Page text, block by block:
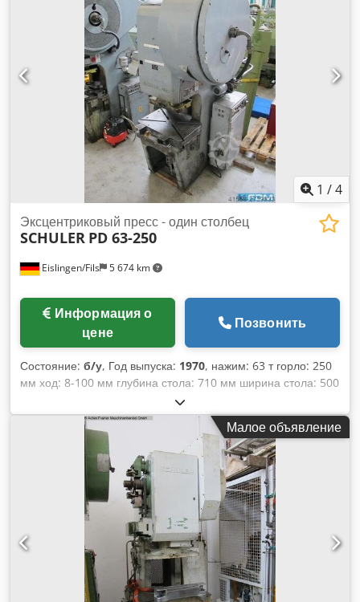
1 /4
Eislingen/Fils 5 674 km
Эксцентриковый пресс - один столбец
SCHULER PD 63-250
цене
Позвонить
Состояние: б/у, Год выпуска: 1970, нажим: 63 т горло: 250
мм ход: 8-100 мм глубина стола: 710 мм ширина стола: 500
мм размер головки плунжера: 450х280 мм регулировка
ползуна: 63 мм нет. штрихов: 140 хаб/мин. Dcedpfx Ascxxx
Heqlok общая потребляемая мощность: 7 кВт вес машины
Малое объявление